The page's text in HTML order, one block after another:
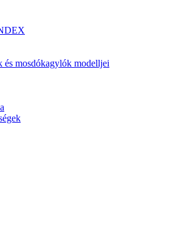
és mosdókagylók modelljei